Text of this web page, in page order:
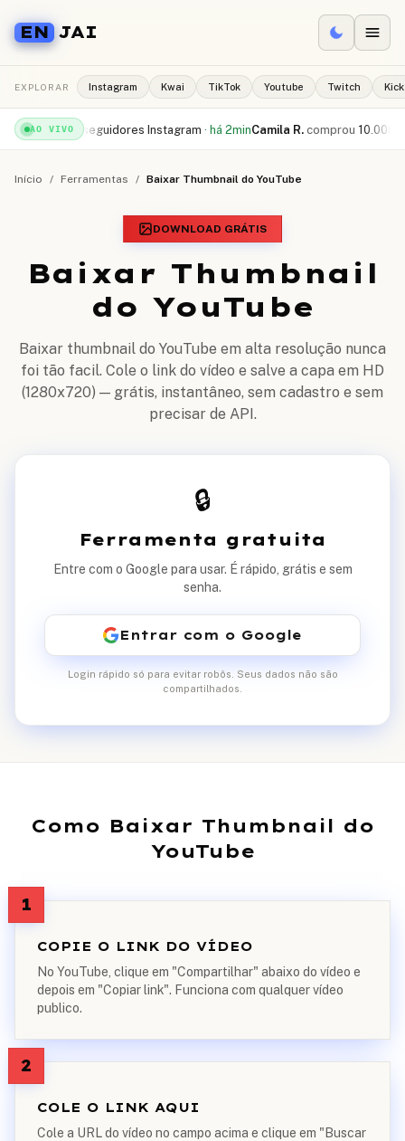
EN JAI
EXPLORAR Instagram Kwai TikTok Youtube Twitch Kick
AO VIVO
seguidores Instagram ·há 2minCamila R. comprou 10.000 curtidas
Início / Ferramentas / Baixar Thumbnail do YouTube
DOWNLOAD GRÁTIS
Baixar Thumbnail
do YouTube
Baixar thumbnail do YouTube em alta resolução nunca
foi tão facil. Cole o link do vídeo e salve a capa em HD
(1280x720) — grátis, instantâneo, sem cadastro e sem
precisar de API.
🔒
Ferramenta gratuita
Entre com o Google para usar. É rápido, grátis e sem
senha.
Entrar com o Google
Login rápido só para evitar robôs. Seus dados não são
compartilhados.
Como Baixar Thumbnail do
YouTube
1
COPIE O LINK DO VÍDEO
No YouTube, clique em "Compartilhar" abaixo do vídeo e
depois em "Copiar link". Funciona com qualquer vídeo
publico.
2
COLE O LINK AQUI
Cole a URL do vídeo no campo acima e clique em "Buscar